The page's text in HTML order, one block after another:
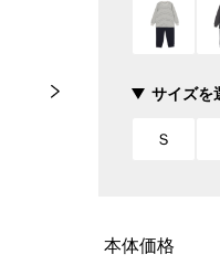
サイズを
Ｓ
本体価格